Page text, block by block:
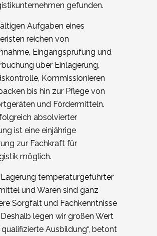
gefunden.
Aufgaben eines
reichen von
Eingangsprüfung und
über Einlagerung,
Kommissionieren
bis hin zur Pflege von
und Fördermitteln.
absolvierter
ist eine einjährige
zur Fachkraft für
möglich.
Lagerung temperaturgeführter
und Waren sind ganz
Sorgfalt und Fachkenntnisse
legen wir großen Wert
Ausbildung“, betont